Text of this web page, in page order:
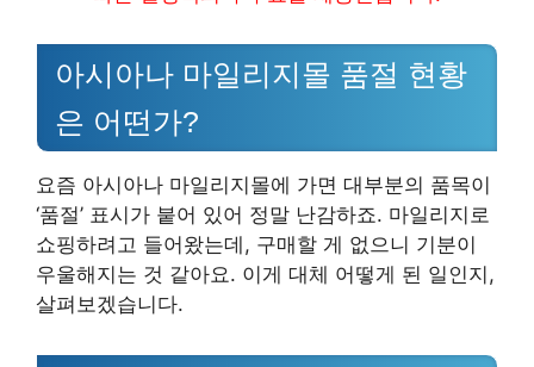
아시아나 마일리지몰 품절 현황
은 어떤가?
요즘 아시아나 마일리지몰에 가면 대부분의 품목이
‘품절’ 표시가 붙어 있어 정말 난감하죠. 마일리지로
쇼핑하려고 들어왔는데, 구매할 게 없으니 기분이
우울해지는 것 같아요. 이게 대체 어떻게 된 일인지,
살펴보겠습니다.